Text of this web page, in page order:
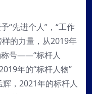
“先进个人”，“工作
样的力量，从2019年
称号——“标杆人
年的“标杆人物”
，2021年的标杆人